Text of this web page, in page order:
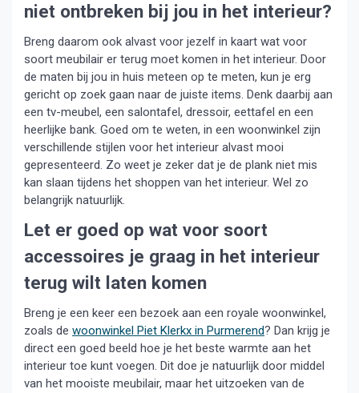
niet ontbreken bij jou in het interieur?
Breng daarom ook alvast voor jezelf in kaart wat voor
soort meubilair er terug moet komen in het interieur. Door
de maten bij jou in huis meteen op te meten, kun je erg
gericht op zoek gaan naar de juiste items. Denk daarbij aan
een tv-meubel, een salontafel, dressoir, eettafel en een
heerlijke bank. Goed om te weten, in een woonwinkel zijn
verschillende stijlen voor het interieur alvast mooi
gepresenteerd. Zo weet je zeker dat je de plank niet mis
kan slaan tijdens het shoppen van het interieur. Wel zo
belangrijk natuurlijk.
Let er goed op wat voor soort
accessoires je graag in het interieur
terug wilt laten komen
Breng je een keer een bezoek aan een royale woonwinkel,
zoals de woonwinkel Piet Klerkx in Purmerend? Dan krijg je
direct een goed beeld hoe je het beste warmte aan het
interieur toe kunt voegen. Dit doe je natuurlijk door middel
van het mooiste meubilair, maar het uitzoeken van de